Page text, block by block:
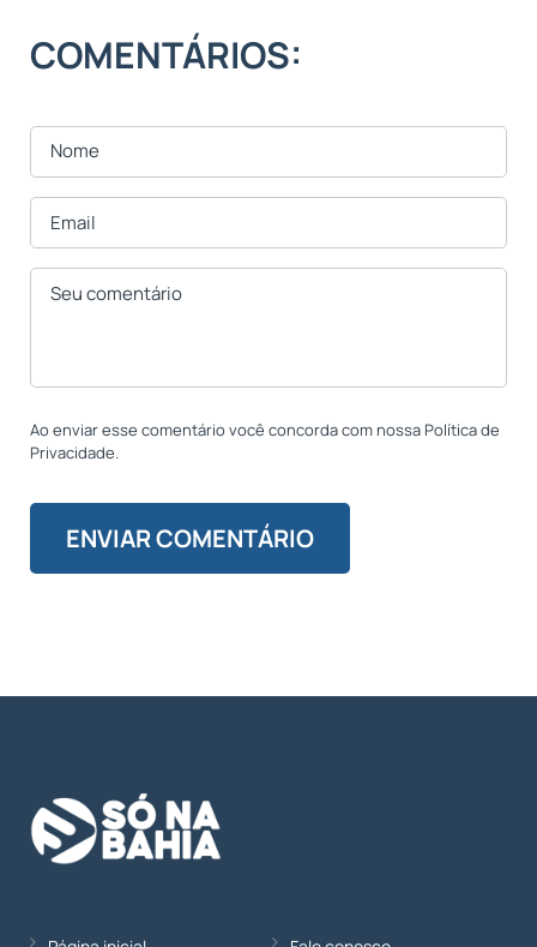
COMENTÁRIOS:
Ao enviar esse comentário você concorda com nossa Política de
Privacidade.